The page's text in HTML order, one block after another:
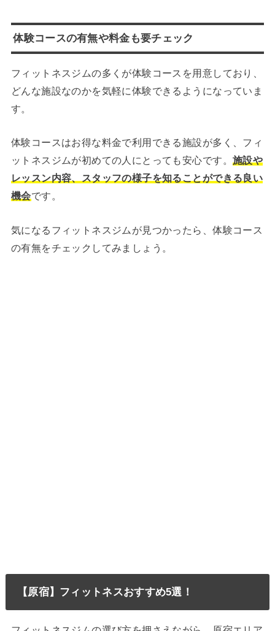
体験コースの有無や料金も要チェック
フィットネスジムの多くが体験コースを用意しており、
どんな施設なのかを気軽に体験できるようになっていま
す。
体験コースはお得な料金で利用できる施設が多く、フィ
ットネスジムが初めての人にとっても安心です。 施設や
レッスン内容、スタッフの様子を知ることができる良い
機会です。
気になるフィットネスジムが見つかったら、体験コース
の有無をチェックしてみましょう。
【原宿】フィットネスおすすめ5選！